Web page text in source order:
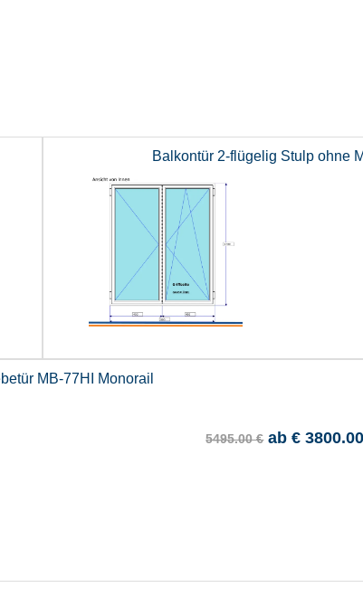
Balkontür 2-flügelig Stulp ohne
MB-77HI Monorail
5495.00 €ab€ 3800.00